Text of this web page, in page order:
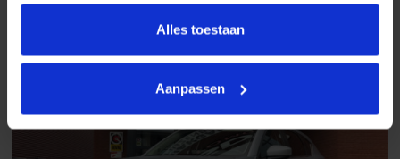
Alles toestaan
Aanpassen
Dimlichten automatisch
Elektronische remkrachtverdeling